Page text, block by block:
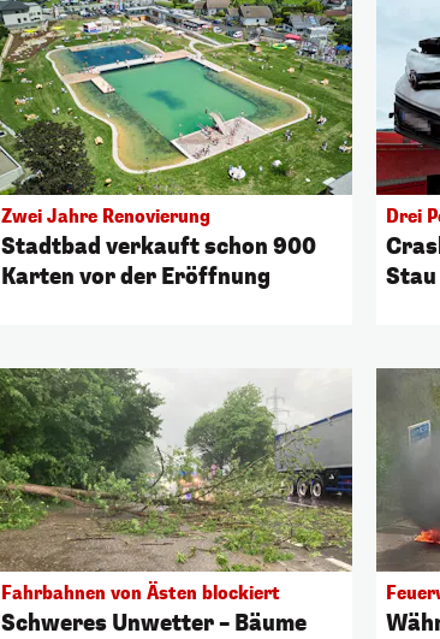
Zwei Jahre Renovierung
Stadtbad verkauft schon 900
Karten vor der Eröffnung
Drei
Fahrbahnen von Ästen blockiert
Schweres Unwetter – Bäume